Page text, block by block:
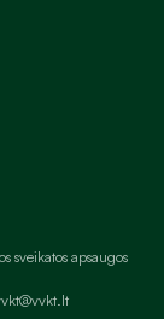
sveikatos apsaugos